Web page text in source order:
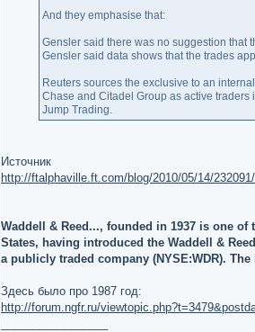
And they emphasise that:
Gensler said there was no suggestion that
Gensler said data shows that the trades
Reuters sources the exclusive to an
Chase and Citadel Group as active
Jump Trading.
Источник
http://ftalphaville.ft.com/blog/2010/05/14/
Waddell & Reed..., founded in 1937 is one
States, having introduced the Waddell &
a publicly traded company (NYSE:WDR).
Здесь было про 1987 год:
http://forum.ngfr.ru/